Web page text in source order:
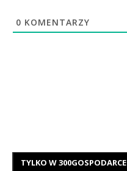
0 KOMENTARZY
TYLKO W 300GOSPODARCE